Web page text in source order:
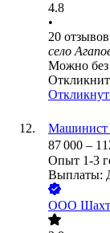
4.8
•
20 отзывов
село
Можно без
87 000 –
Опыт 1-3
Выплаты:
ООО